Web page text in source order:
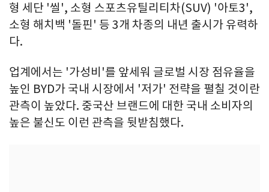
형 세단 '씰', 소형 스포츠유틸리티차(SUV) '아토3',
소형 해치백 '돌핀' 등 3개 차종의 내년 출시가 유력하
다.
업계에서는 '가성비'를 앞세워 글로벌 시장 점유율을
높인 BYD가 국내 시장에서 '저가' 전략을 펼칠 것이란
관측이 높았다. 중국산 브랜드에 대한 국내 소비자의
높은 불신도 이런 관측을 뒷받침했다.